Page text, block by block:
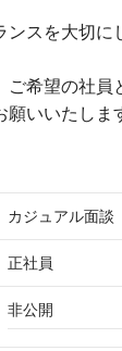
ンスを大切
ご希望の社
いいたしま
カジュアル面談
正社員
非公開